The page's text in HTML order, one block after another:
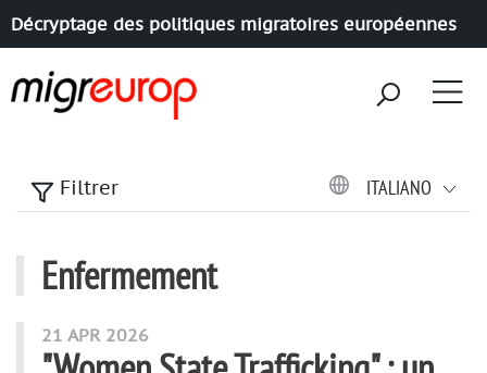
Décryptage des politiques migratoires européennes
Filtrer ITALIANO
Enfermement
articles mots
21 APR 2026